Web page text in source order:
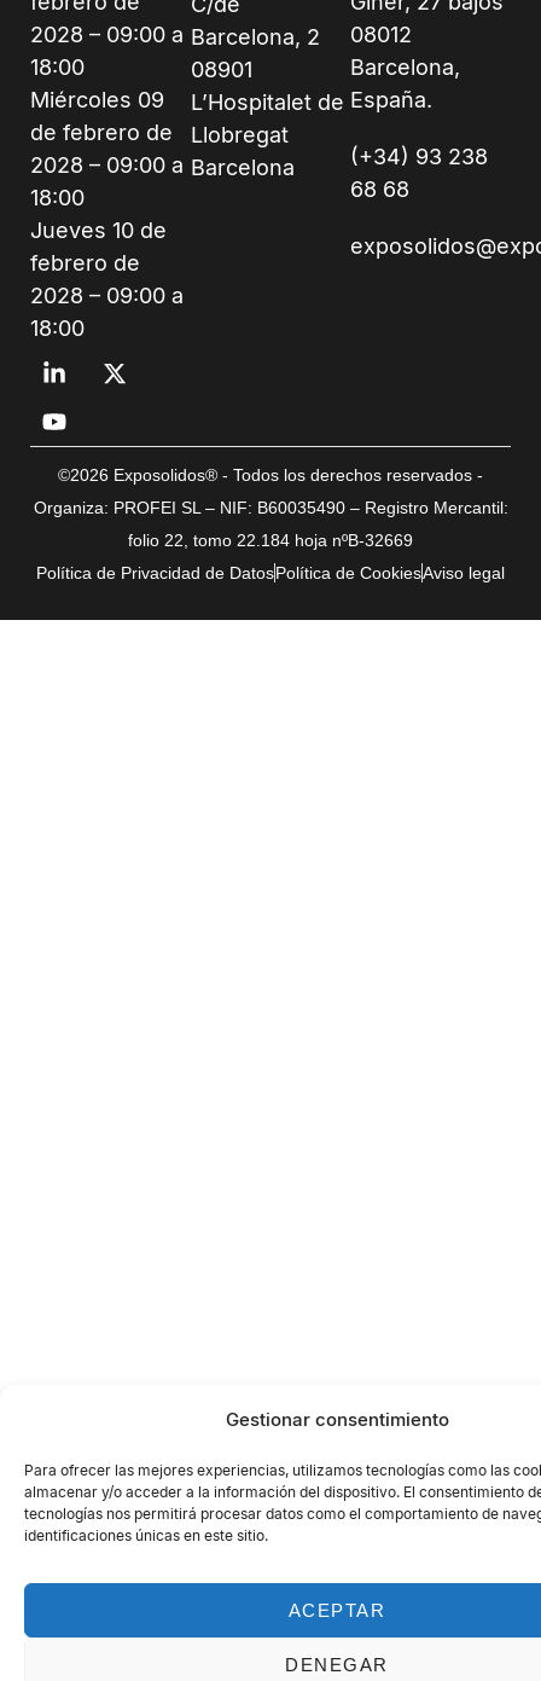
Gestionar consentimiento
Para ofrecer las mejores experiencias, utilizamos tecnologías como las
almacenar y/o acceder a la información del dispositivo. El consentimiento
tecnologías nos permitirá procesar datos como el comportamiento de
identificaciones únicas en este sitio.
ACEPTAR
DENEGAR
2028 – 09:00 a
18:00
Miércoles 09
de febrero de
2028 – 09:00 a
18:00
Jueves 10 de
febrero de
2028 – 09:00 a
18:00
Barcelona, 2
08901
L’Hospitalet de
Llobregat
Barcelona
08012
Barcelona,
España.
(+34) 93 238
68 68
©2026 Exposolidos® - Todos los derechos reservados -
Organiza: PROFEI SL – NIF: B60035490 – Registro Mercantil:
folio 22, tomo 22.184 hoja nºB-32669
Política de Privacidad de DatosPolítica de CookiesAviso legal